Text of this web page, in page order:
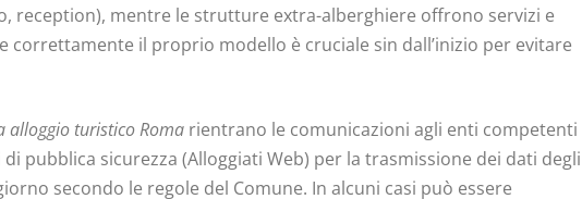
reception), mentre le strutture extra-alberghiere offrono servizi e
il proprio modello è cruciale sin dall’inizio per evitare
alloggio turistico Roma rientrano le comunicazioni agli enti competenti
pubblica sicurezza (Alloggiati Web) per la trasmissione dei dati degli
secondo le regole del Comune. In alcuni casi può essere